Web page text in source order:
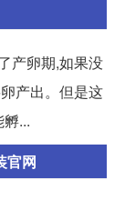
产卵期,如果没
产出。但是这
...
官网